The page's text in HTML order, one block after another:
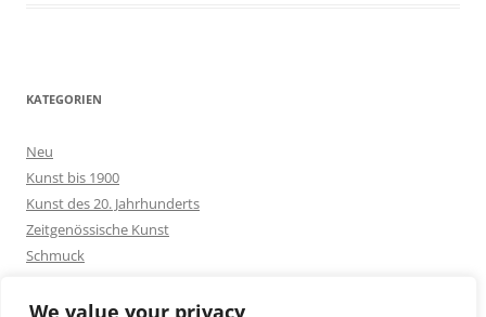
We value your privacy
KATEGORIEN
Neu
Kunst bis 1900
Kunst des 20. Jahrhunderts
Zeitgenössische Kunst
Schmuck
Silberschmuck